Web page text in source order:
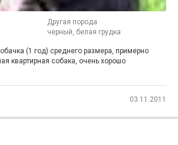
Другая порода
черный, белая грудка
(1 год) среднего размера, примерно
квартирная собака, очень хорошо
03.11.2011